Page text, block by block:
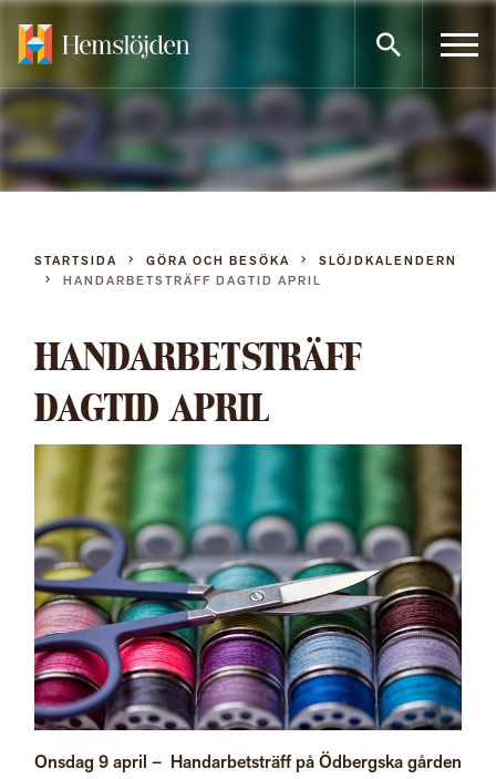
Gå
innehållet
STARTSIDA GÖRA OCH BESÖKA
SLÖJDKALENDERN
HANDARBETSTRÄFF DAGTID APRIL
HANDARBETSTRÄFF
DAGTID APRIL
Onsdag 9 april – Handarbetsträff på Ödbergska gården